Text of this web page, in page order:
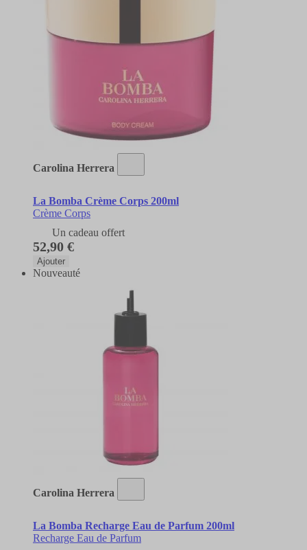
Carolina Herrera
La Bomba Crème Corps 200ml
Crème Corps
Un cadeau offert
52,90 €
Ajouter
Nouveauté
Carolina Herrera
La Bomba Recharge Eau de Parfum 200ml
Recharge Eau de Parfum